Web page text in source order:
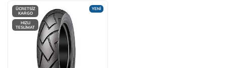
YENİ
ÜCRETSİZ
KARGO
HIZLI
TESLİMAT